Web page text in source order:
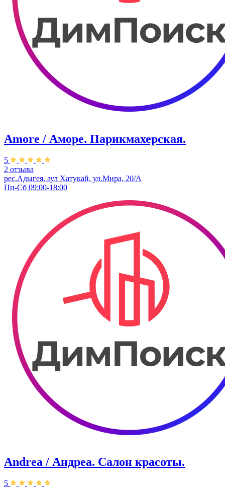
Amore / Аморе. Парикмахерская.
5
2 отзыва
рес.Адыгея, аул Хатукай, ул.Мира, 20/А
Пн-Сб 09:00-18:00
Andrea / Андреа. Салон красоты.
5